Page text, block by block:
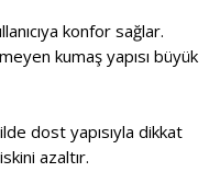
konfor sağlar.
kumaş yapısı büyük
dost yapısıyla dikkat
azaltır.